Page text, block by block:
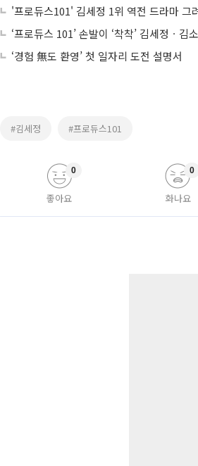
'프로듀스101' 김세정 1위 역전 드라마
‘프로듀스 101’ 손발이 ‘착착’ 김세정ㆍ
‘경험 無도 환영’ 첫 일자리 도전 설명서
#김세정 #프로듀스101
좋아요
0
화나요
0